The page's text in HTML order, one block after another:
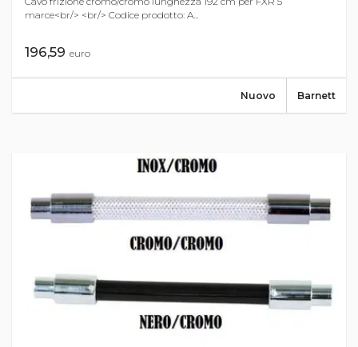
marce<br/> <br/> Codice prodotto: A...
196,59 euro
Barnett
Nuovo